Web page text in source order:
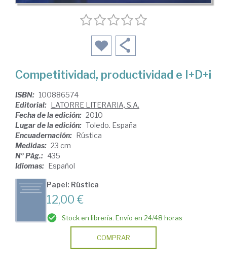
Competitividad, productividad e I+D+i
ISBN: 100886574
Editorial: LATORRE LITERARIA, S.A.
Fecha de la edición: 2010
Lugar de la edición: Toledo. España
Encuadernación: Rústica
Medidas: 23 cm
Nº Pág.: 435
Idiomas: Español
Papel: Rústica
12,00 €
Stock en librería. Envío en 24/48 horas
COMPRAR